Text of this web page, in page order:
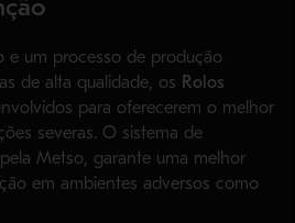
e um processo de produção
de alta qualidade, os Rolos
para oferecerem o melhor
severas. O sistema de
Metso, garante uma melhor
em ambientes adversos como